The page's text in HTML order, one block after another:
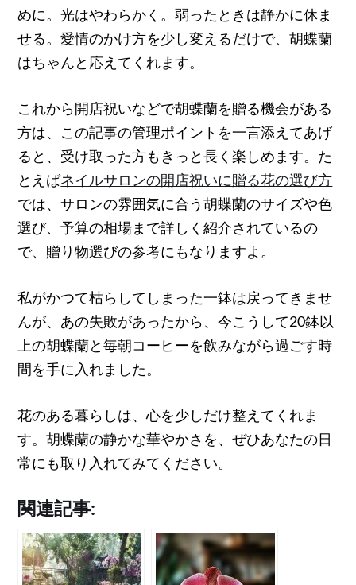
めに。光はやわらかく。弱ったときは静かに休ま
せる。愛情のかけ方を少し変えるだけで、胡蝶蘭
はちゃんと応えてくれます。
これから開店祝いなどで胡蝶蘭を贈る機会がある
方は、この記事の管理ポイントを一言添えてあげ
ると、受け取った方もきっと長く楽しめます。た
とえばネイルサロンの開店祝いに贈る花の選び方
では、サロンの雰囲気に合う胡蝶蘭のサイズや色
選び、予算の相場まで詳しく紹介されているの
で、贈り物選びの参考にもなりますよ。
私がかつて枯らしてしまった一鉢は戻ってきませ
んが、あの失敗があったから、今こうして20鉢以
上の胡蝶蘭と毎朝コーヒーを飲みながら過ごす時
間を手に入れました。
花のある暮らしは、心を少しだけ整えてくれま
す。胡蝶蘭の静かな華やかさを、ぜひあなたの日
常にも取り入れてみてください。
関連記事: